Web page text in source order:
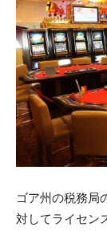
ゴア州の税務局
対してライセン